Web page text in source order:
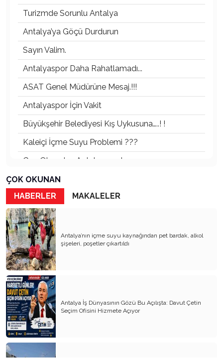
Turizmde Sorunlu Antalya
Antalya’ya Göçü Durdurun
Sayın Valim.
Antalyaspor Daha Rahatlamadı...
ASAT Genel Müdürüne Mesaj.!!!
Antalyaspor İçin Vakit
Büyükşehir Belediyesi Kış Uykusuna…..! !
Kaleiçi İçme Suyu Problemi ???
Geç Olmadan Antalyaspor'a…
Sayın Valim
Turizmde Ülke İçler Acısı
ANTALYA DA TRAFİK TERÖRÜ KARGAŞASI…..
V İ Z Y O N
ANTALYASPOR DA TADİLAT İÇİN...
2025 TURİZMİ İÇ AÇICI…
ANTALYA DA MOTORSİKLET SES VE HIZ
ATSO TESPİTİ ACABA !!
ANTALYASPOR TARAFTARLARINA HAYAL….
TURİZM DE ÇAKILDIK..
ÇOK OKUNAN
HABERLER
MAKALELER
Antalya’nın içme suyu kaynağından pet bardak, alkol
şişeleri, poşetler çıkartıldı
Antalya İş Dünyasının Gözü Bu Açılışta: Davut Çetin
Seçim Ofisini Hizmete Açıyor